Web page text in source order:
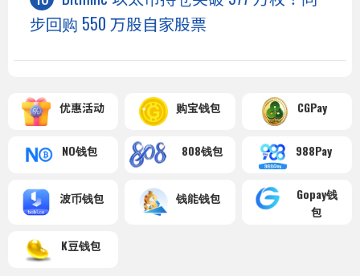
步回购 550 万股自家股票
优惠活动 购宝钱包 CGPay
NO钱包 808钱包 988Pay
波币钱包 钱能钱包
Gopay钱
包
K豆钱包